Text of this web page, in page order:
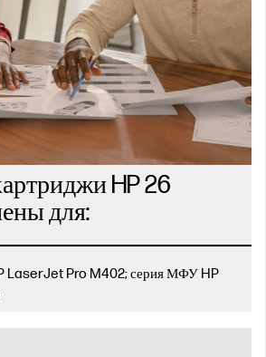
HP 26
для:
LaserJet Pro M402; серия МФУ HP